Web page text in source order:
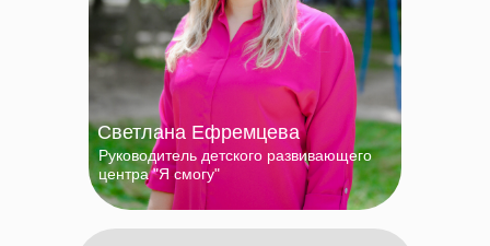
Руководитель детского развивающего
центра "Я смогу"
Светлана Ефремцева